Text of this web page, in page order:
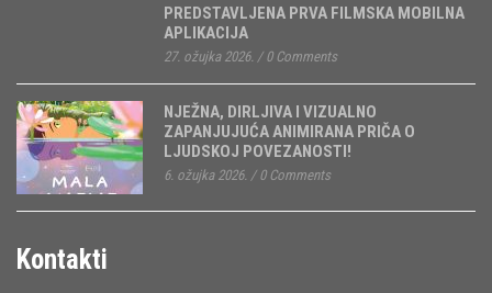
PREDSTAVLJENA PRVA FILMSKA MOBILNA
APLIKACIJA
27. ožujka 2026. / 0 Comments
NJEŽNA, DIRLJIVA I VIZUALNO
ZAPANJUJUĆA ANIMIRANA PRIČA O
LJUDSKOJ POVEZANOSTI!
6. ožujka 2026. / 0 Comments
Kontakti